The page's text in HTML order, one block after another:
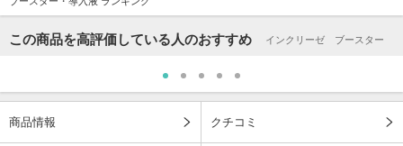
この商品を高評価している人のおすすめ インクリーゼ ブースター
商品情報 クチコミ